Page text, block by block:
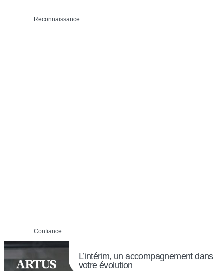
Reconnaissance
Confiance
L’intérim, un accompagnement dans
votre évolution